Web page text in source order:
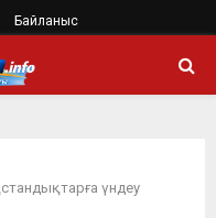
Байланыс
үндеу